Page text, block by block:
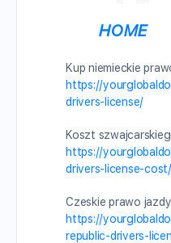
HOME
Kup niemieckie
https://
drivers-license/
Koszt
https://
drivers-license-cost/
Czeskie prawo
https://
republic-drivers-